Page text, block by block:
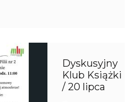
Dyskusyjny
Klub Książki
/ 20 lipca